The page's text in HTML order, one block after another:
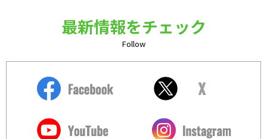
最新情報をチェック
Follow